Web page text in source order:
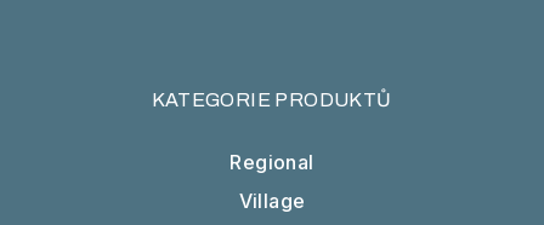
KATEGORIE PRODUKTŮ
Regional
Village